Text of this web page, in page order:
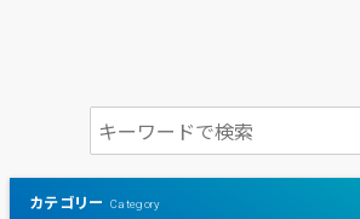
カテゴリー Category